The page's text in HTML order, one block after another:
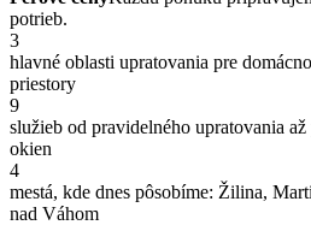
potrieb.
3
hlavné oblasti upratovania pre
priestory
9
služieb od pravidelného upratovania
okien
4
mestá, kde dnes pôsobíme: Žilina,
nad Váhom